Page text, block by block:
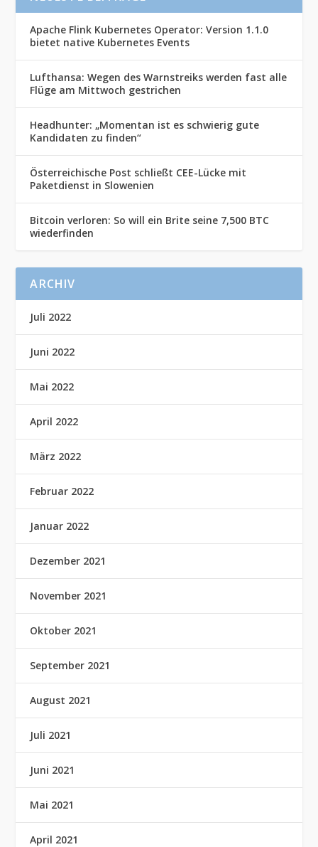
Apache Flink Kubernetes Operator: Version 1.1.0
bietet native Kubernetes Events
Lufthansa: Wegen des Warnstreiks werden fast alle
Flüge am Mittwoch gestrichen
Headhunter: „Momentan ist es schwierig gute
Kandidaten zu finden“
Österreichische Post schließt CEE-Lücke mit
Paketdienst in Slowenien
Bitcoin verloren: So will ein Brite seine 7,500 BTC
wiederfinden
ARCHIV
Juli 2022
Juni 2022
Mai 2022
April 2022
März 2022
Februar 2022
Januar 2022
Dezember 2021
November 2021
Oktober 2021
September 2021
August 2021
Juli 2021
Juni 2021
Mai 2021
April 2021